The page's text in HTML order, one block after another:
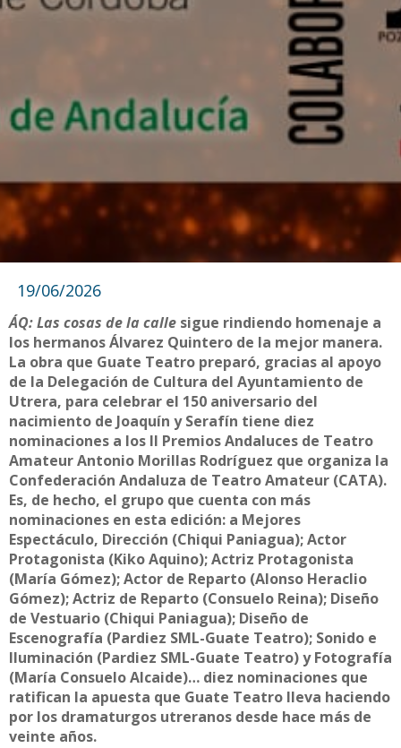
19/06/2026
ÁQ: Las cosas de la calle sigue rindiendo homenaje a
los hermanos Álvarez Quintero de la mejor manera.
La obra que Guate Teatro preparó, gracias al apoyo
de la Delegación de Cultura del Ayuntamiento de
Utrera, para celebrar el 150 aniversario del
nacimiento de Joaquín y Serafín tiene diez
nominaciones a los II Premios Andaluces de Teatro
Amateur Antonio Morillas Rodríguez que organiza la
Confederación Andaluza de Teatro Amateur (CATA).
Es, de hecho, el grupo que cuenta con más
nominaciones en esta edición: a Mejores
Espectáculo, Dirección (Chiqui Paniagua); Actor
Protagonista (Kiko Aquino); Actriz Protagonista
(María Gómez); Actor de Reparto (Alonso Heraclio
Gómez); Actriz de Reparto (Consuelo Reina); Diseño
de Vestuario (Chiqui Paniagua); Diseño de
Escenografía (Pardiez SML-Guate Teatro); Sonido e
Iluminación (Pardiez SML-Guate Teatro) y Fotografía
(María Consuelo Alcaide)… diez nominaciones que
ratifican la apuesta que Guate Teatro lleva haciendo
por los dramaturgos utreranos desde hace más de
veinte años.